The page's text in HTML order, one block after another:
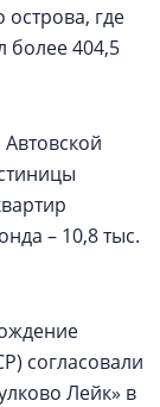
где
более 404,5
– 10,8 тыс.
согласовали
Лейк» в